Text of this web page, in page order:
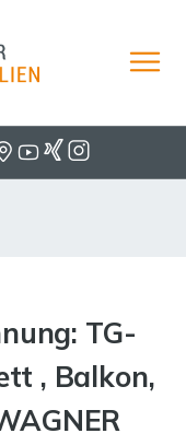
TG-
, Balkon,